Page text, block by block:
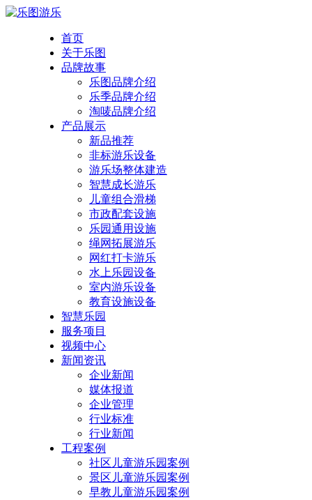
首页
关于乐图
品牌故事
乐图品牌介绍
乐季品牌介绍
淘唛品牌介绍
产品展示
新品推荐
非标游乐设备
游乐场整体建造
智慧成长游乐
儿童组合滑梯
市政配套设施
乐园通用设施
绳网拓展游乐
网红打卡游乐
水上乐园设备
室内游乐设备
教育设施设备
智慧乐园
服务项目
视频中心
新闻资讯
企业新闻
媒体报道
企业管理
行业标准
行业新闻
工程案例
社区儿童游乐园案例
景区儿童游乐园案例
早教儿童游乐园案例